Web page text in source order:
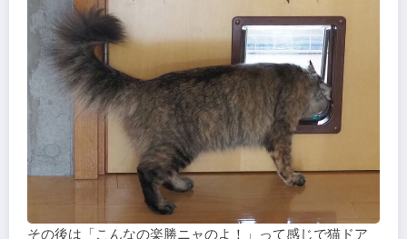
その後は「こんなの楽勝ニャのよ！」って感じで猫ドア